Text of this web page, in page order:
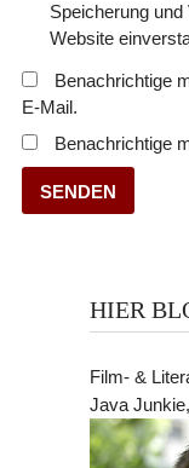
Speicherung
Website
Benachrichtige
E-Mail.
Benachrichtige
HIER
Film- &
Java